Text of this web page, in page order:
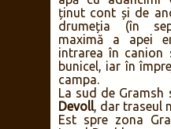
ținut cont și de
drumeția (în
maximă a apei
intrarea în canion
bunicel, iar în
campa.
La sud de Gramsh
Devoll, dar traseul
Est spre zona